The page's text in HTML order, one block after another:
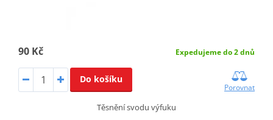
90 Kč Expedujeme do 2 dnů
Do košíku
Porovnat
Těsnění svodu výfuku